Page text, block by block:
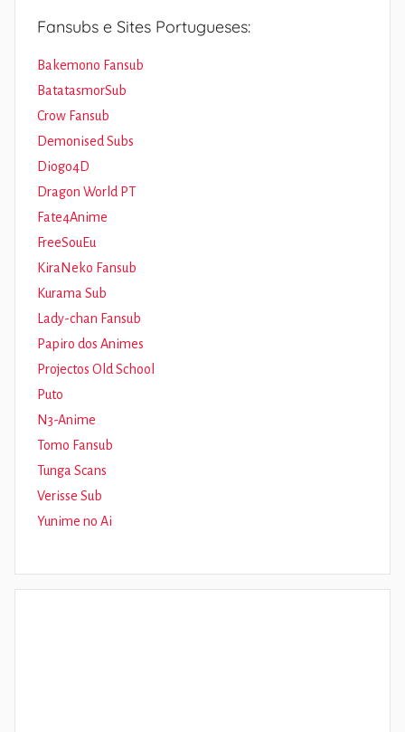
Fansubs e Sites Portugueses:
Bakemono Fansub
BatatasmorSub
Crow Fansub
Demonised Subs
Diogo4D
Dragon World PT
Fate4Anime
FreeSouEu
KiraNeko Fansub
Kurama Sub
Lady-chan Fansub
Papiro dos Animes
Projectos Old School
Puto
N3-Anime
Tomo Fansub
Tunga Scans
Verisse Sub
Yunime no Ai